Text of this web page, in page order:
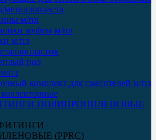
м/пл
муфты м/пл
м/пл
пол
пл
комплект для смесителей м/пл
ПОЛИПРОПИЛЕНОВЫЕ